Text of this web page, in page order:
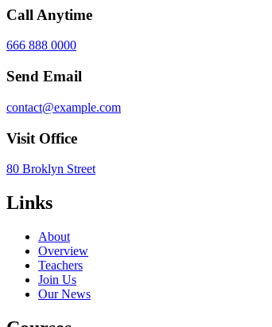
Call Anytime
666 888 0000
Send Email
contact@example.com
Visit Office
80 Broklyn Street
Links
About
Overview
Teachers
Join Us
Our News